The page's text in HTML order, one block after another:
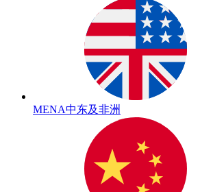
MENA中东及非洲